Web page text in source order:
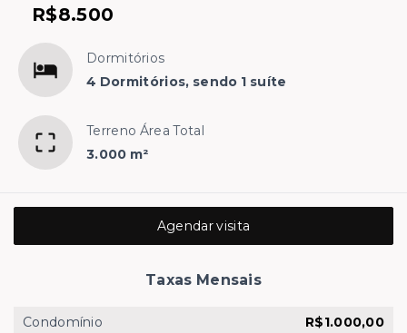
R$8.500
Dormitórios
4 Dormitórios, sendo 1 suíte
Terreno Área Total
3.000 m²
Agendar visita
Taxas Mensais
Condomínio
R$1.000,00